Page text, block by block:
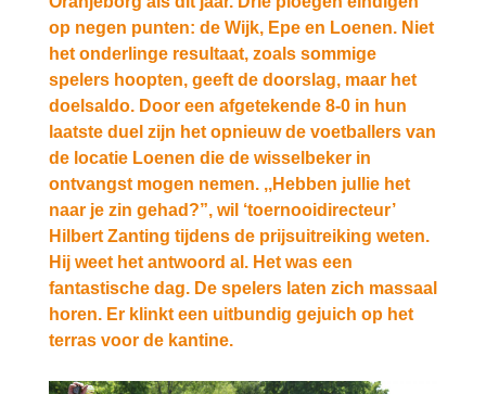
op negen punten: de Wijk, Epe en Loenen. Niet
het onderlinge resultaat, zoals sommige
spelers hoopten, geeft de doorslag, maar het
doelsaldo. Door een afgetekende 8-0 in hun
laatste duel zijn het opnieuw de voetballers van
de locatie Loenen die de wisselbeker in
ontvangst mogen nemen. ,,Hebben jullie het
naar je zin gehad?”, wil ‘toernooidirecteur’
Hilbert Zanting tijdens de prijsuitreiking weten.
Hij weet het antwoord al. Het was een
fantastische dag. De spelers laten zich massaal
horen. Er klinkt een uitbundig gejuich op het
terras voor de kantine.